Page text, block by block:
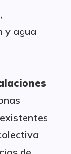
y agua